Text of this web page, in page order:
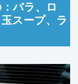
バラ、ロ
スープ、ラ